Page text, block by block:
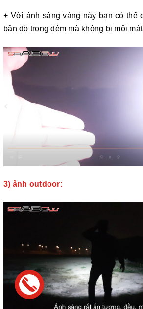
+ Với ánh sáng vàng này bạn có thể
bản đồ trong đêm mà không bị mỏi
3) ảnh outdoor: